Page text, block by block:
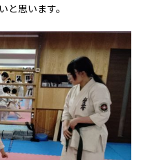
思います。